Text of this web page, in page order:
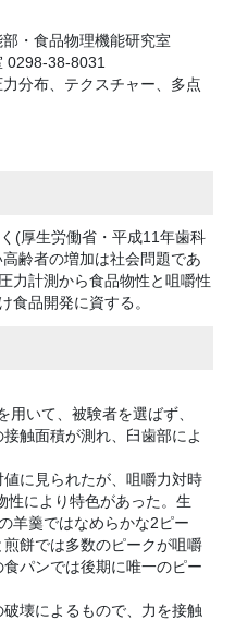
・食品物理機能研究室
0298-38-8031
分布、テクスチャー、多点
(厚生労働省・平成11年歯科
齢者の増加は社会問題であ
力計測から食品物性と咀嚼性
食品開発に資する。
用いて、被験者を選ばず、
触面積が測れ、臼歯部によ
に見られたが、咀嚼力対時
性により特色があった。生
羊羹ではなめらかな2ピー
餅では多数のピークが咀嚼
パンでは後期に唯一のピー
壊によるもので、力を接触